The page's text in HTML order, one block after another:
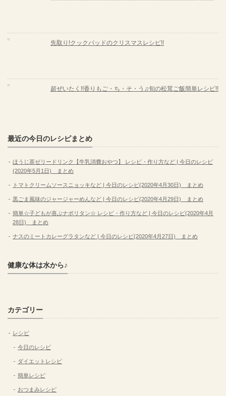
先取り!クックパッドのクリスマスレシピ!!
超ぜいたく!!香りもご・ち・そ・う♫旬の松茸ご飯簡単レシピ!!
最近の今日のレシピまとめ
ほうじ茶ゼリードリンク【牛乳消費おやつ】 レシピ・作り方など | 今日のレシピ
(2020年5月1日) まとめ
トマトクリームソースニョッキなど | 今日のレシピ(2020年4月30日) まとめ
黒ごま風味のジャージャーめんなど | 今日のレシピ(2020年4月29日) まとめ
簡単☆子どもが喜ぶナポリタン☆ レシピ・作り方など | 今日のレシピ(2020年4月
28日) まとめ
ナスのミートカレーグラタンなど | 今日のレシピ(2020年4月27日) まとめ
健康な体は水から♪
カテゴリー
レシピ
今日のレシピ
ダイエットレシピ
簡単レシピ
おつまみレシピ